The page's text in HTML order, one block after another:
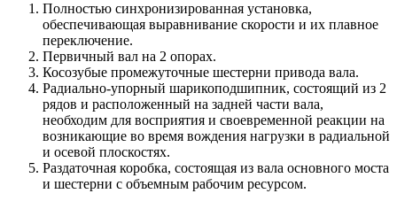
Полностью синхронизированная установка,
обеспечивающая выравнивание скорости и их плавное
переключение.
Первичный вал на 2 опорах.
Косозубые промежуточные шестерни привода вала.
Радиально-упорный шарикоподшипник, состоящий из 2
рядов и расположенный на задней части вала,
необходим для восприятия и своевременной реакции на
возникающие во время вождения нагрузки в радиальной
и осевой плоскостях.
Раздаточная коробка, состоящая из вала основного моста
и шестерни с объемным рабочим ресурсом.